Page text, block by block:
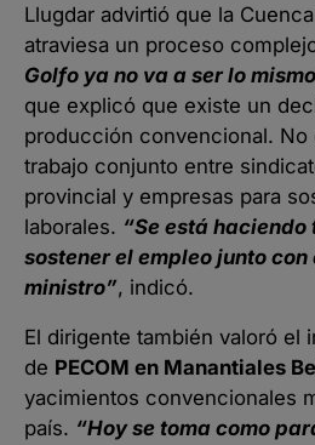
Llugdar advirtió que la
atraviesa un proceso
Golfo ya no va a ser lo
que explicó que existe un
producción convencional. No
trabajo conjunto entre
provincial y empresas para
laborales. “Se está
sostener el empleo junto
ministro”, indicó.
El dirigente también valoró el
de PECOM en Manantiales
yacimientos convencionales
país. “Hoy se toma como